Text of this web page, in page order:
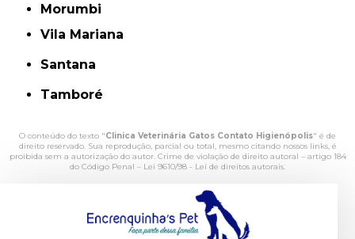
Morumbi
Vila Mariana
Santana
Tamboré
O conteúdo do texto "Clinica Veterinária Gatos Contato Higienópolis" é de
direito reservado. Sua reprodução, parcial ou total, mesmo citando nossos links, é
proibida sem a autorização do autor. Crime de violação de direito autoral – artigo 184
do Código Penal – Lei 9610/98 - Lei de direitos autorais.